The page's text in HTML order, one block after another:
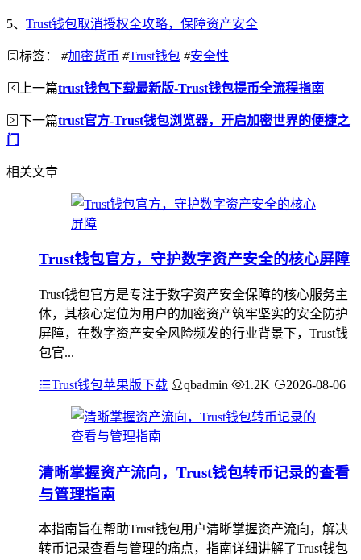
5、 Trust钱包取消授权全攻略，保障资产安全
标签： #加密货币 #Trust钱包 #安全性
上一篇trust钱包下载最新版-Trust钱包提币全流程指南
下一篇trust官方-Trust钱包浏览器，开启加密世界的便捷之
门
相关文章
Trust钱包官方，守护数字资产安全的核心屏障
Trust钱包官方是专注于数字资产安全保障的核心服务主
体，其核心定位为用户的加密资产筑牢坚实的安全防护
屏障，在数字资产安全风险频发的行业背景下，Trust钱
包官...
Trust钱包苹果版下载 qbadmin 1.2K 2026-08-06
清晰掌握资产流向，Trust钱包转币记录的查看
与管理指南
本指南旨在帮助Trust钱包用户清晰掌握资产流向，解决
转币记录查看与管理的痛点，指南详细讲解了Trust钱包